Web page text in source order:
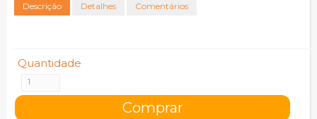
Descrição Detalhes Comentários
Quantidade